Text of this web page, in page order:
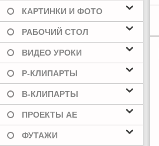
КАРТИНКИ И ФОТО
РАБОЧИЙ СТОЛ
ВИДЕО УРОКИ
Р-КЛИПАРТЫ
В-КЛИПАРТЫ
ПРОЕКТЫ AE
ФУТАЖИ